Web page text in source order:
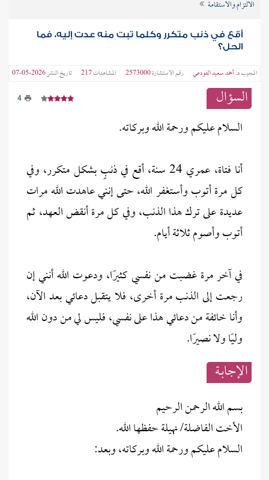
الالتزام والاستقامة
أقع في ذنب متكرر وكلما تبت منه عدت إليه، فما
الحل؟
المجيبد. أحمد سعيد الفودعي رقم الاستشارة2573000 المشاهدات217 تاريخ النشر2026-05-07
السؤال 4
السلام عليكم ورحمة الله وبركاته.
أنا فتاة، عمري 24 سنة، أقع في ذنبٍ بشكل متكرر، وفي
كل مرة أتوب وأستغفر الله، حتى إنني عاهدت الله مرات
عديدة على ترك هذا الذنب، وفي كل مرة أنقض العهد، ثم
أتوب وأصوم ثلاثة أيام.
في آخر مرة غضبت من نفسي كثيرًا، ودعوت الله أنني إن
رجعت إلى الذنب مرة أخرى، فلا يتقبل دعائي بعد الآن،
وأنا خائفة من دعائي هذا على نفسي، فليس لي من دون الله
وليًا ولا نصيرًا.
الإجابــة
بسم الله الرحمن الرحيم
الأخت الفاضلة/ نهيلة حفظها الله.
السلام عليكم ورحمة الله وبركاته، وبعد: